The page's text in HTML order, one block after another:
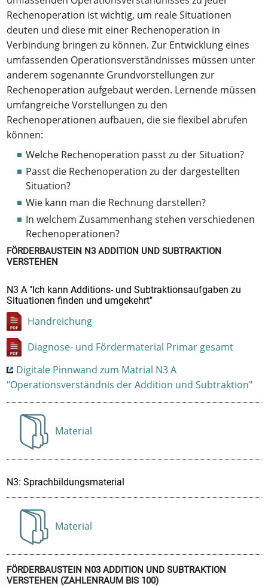
Rechenoperation ist wichtig, um reale Situationen
deuten und diese mit einer Rechenoperation in
Verbindung bringen zu können. Zur Entwicklung eines
umfassenden Operationsverständnisses müssen unter
anderem sogenannte Grundvorstellungen zur
Rechenoperation aufgebaut werden. Lernende müssen
umfangreiche Vorstellungen zu den
Rechenoperationen aufbauen, die sie flexibel abrufen
können:
Welche Rechenoperation passt zu der Situation?
Passt die Rechenoperation zu der dargestellten
Situation?
Wie kann man die Rechnung darstellen?
In welchem Zusammenhang stehen verschiedenen
Rechenoperationen?
FÖRDERBAUSTEIN N3 ADDITION UND SUBTRAKTION
VERSTEHEN
N3 A "Ich kann Additions- und Subtraktionsaufgaben zu
Situationen finden und umgekehrt"
Handreichung
Diagnose- und Fördermaterial Primar gesamt
Digitale Pinnwand zum Matrial N3 A
"Operationsverständnis der Addition und Subtraktion"
Anzeigen
Material
N3: Sprachbildungsmaterial
Anzeigen
Material
FÖRDERBAUSTEIN N03 ADDITION UND SUBTRAKTION
VERSTEHEN (ZAHLENRAUM BIS 100)